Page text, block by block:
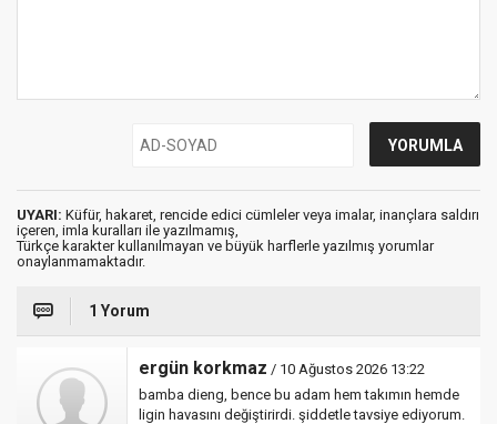
UYARI: Küfür, hakaret, rencide edici cümleler veya imalar, inançlara saldırı
içeren, imla kuralları ile yazılmamış,
Türkçe karakter kullanılmayan ve büyük harflerle yazılmış yorumlar
onaylanmamaktadır.
1 Yorum
ergün korkmaz / 10 Ağustos 2026 13:22
bamba dieng, bence bu adam hem takımın hemde
ligin havasını değiştirirdi. şiddetle tavsiye ediyorum.